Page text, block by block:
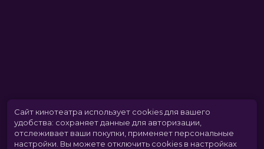
Сайт кинотеатра использует cookies для вашего
удобства: сохраняет данные для авторизации,
отслеживает ваши покупки, применяет персональные
настройки. Вы можете отключить cookies в настройках